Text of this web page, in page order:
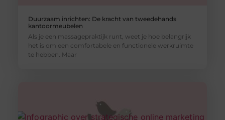
Duurzaam inrichten: De kracht van tweedehands
kantoormeubelen
Als je een massagepraktijk runt, weet je hoe belangrijk
het is om een comfortabele en functionele werkruimte
te hebben. Maar